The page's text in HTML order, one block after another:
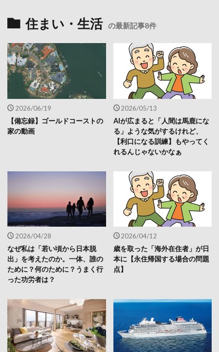
住まい・生活 の最新記事8件
2026/06/19
【備忘録】ゴールドコーストの
家の動画
2026/05/13
AIが広まると「人間は馬鹿にな
る」ような気がするけれど、
【利口になる訓練】もやってく
れるんじゃないかなぁ
2026/04/28
なぜ私は「若い頃から日本脱
出」を考えたのか。一体、誰の
ために？何のために？うまく行
った功労者は？
2026/04/12
歳を取った「海外在住者」が日
本に【永住帰国する場合の問題
点】